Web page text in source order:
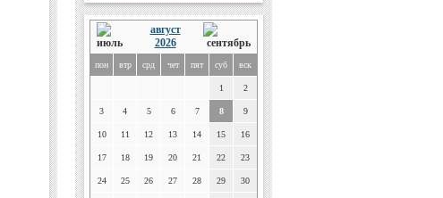
август
2026
пон втр срд чет пят суб вск
1 2
3 4 5 6 7 8 9
10 11 12 13 14 15 16
17 18 19 20 21 22 23
24 25 26 27 28 29 30